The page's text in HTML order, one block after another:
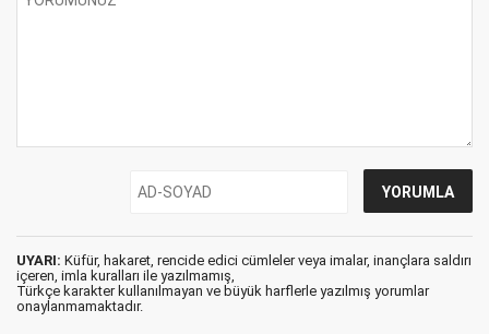
UYARI: Küfür, hakaret, rencide edici cümleler veya imalar, inançlara saldırı
içeren, imla kuralları ile yazılmamış,
Türkçe karakter kullanılmayan ve büyük harflerle yazılmış yorumlar
onaylanmamaktadır.